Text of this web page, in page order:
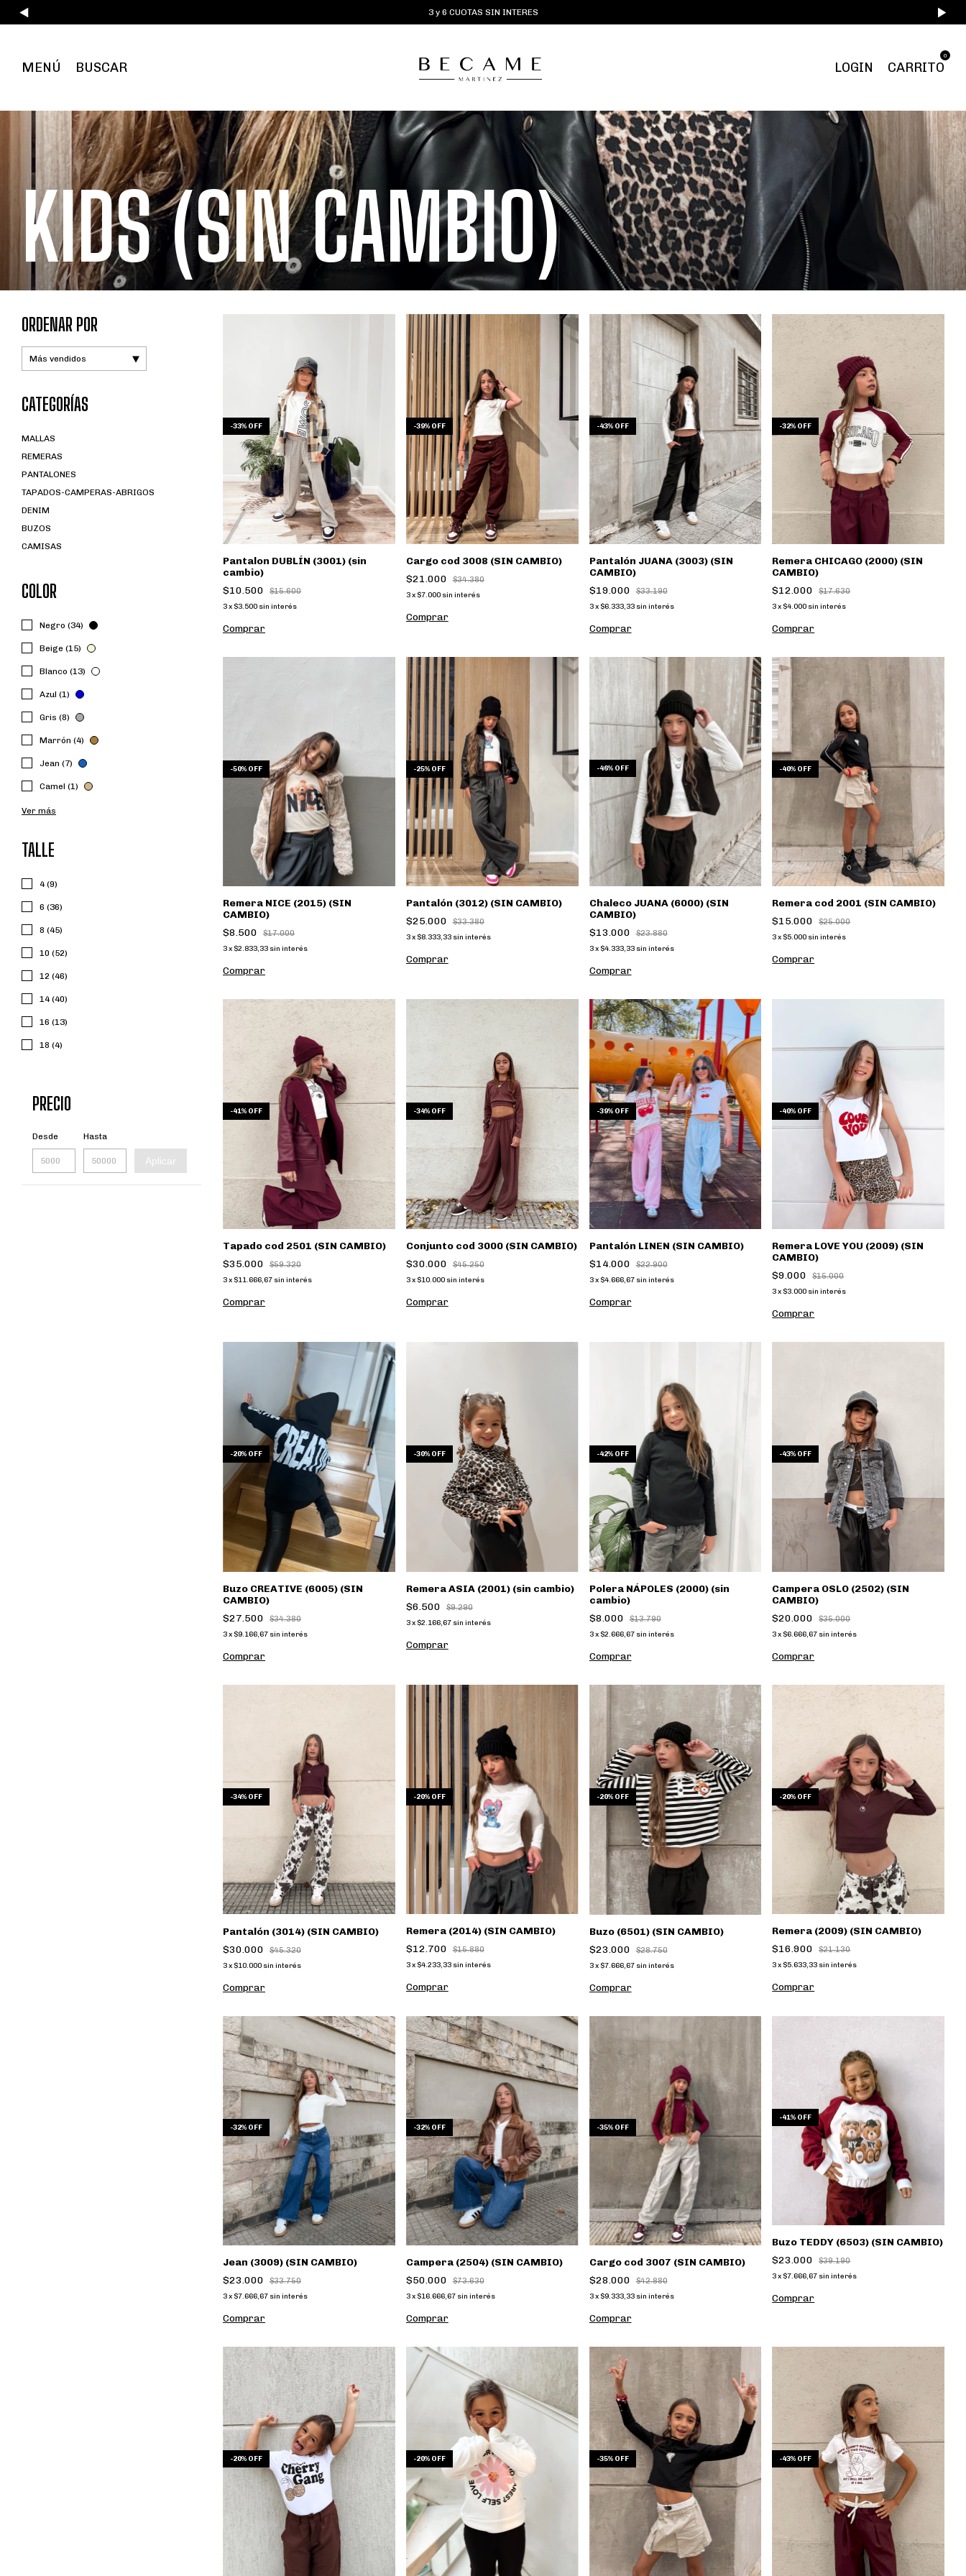
3 y 6 CUOTAS SIN INTERES
MENÚ BUSCAR LOGIN CARRITO
0
KIDS (SIN CAMBIO)
ORDENAR POR
CATEGORÍAS
MALLAS
REMERAS
PANTALONES
TAPADOS-CAMPERAS-ABRIGOS
DENIM
BUZOS
CAMISAS
COLOR
Negro (34)
Beige (15)
Blanco (13)
Azul (1)
Gris (8)
Marrón (4)
Jean (7)
Camel (1)
Ver más
TALLE
4 (9)
6 (36)
8 (45)
10 (52)
12 (46)
14 (40)
16 (13)
18 (4)
PRECIO
Desde Hasta
Aplicar
-33% OFF
Pantalon DUBLÍN (3001) (sin
cambio)
$10.500
$15.600
3x $3.500 sin interés
Comprar
-39% OFF
Cargo cod 3008 (SIN CAMBIO)
$21.000
$34.380
3x $7.000 sin interés
Comprar
-43% OFF
Pantalón JUANA (3003) (SIN
CAMBIO)
$19.000
$33.190
3 x $6.333,33 sin interés
Comprar
-32% OFF
Remera CHICAGO (2000) (SIN
CAMBIO)
$12.000
$17.630
3x $4.000 sin interés
Comprar
-50% OFF
Remera NICE (2015) (SIN
CAMBIO)
$8.500
$17.000
3x $2.833,33 sin interés
Comprar
-25% OFF
Pantalón (3012) (SIN CAMBIO)
$25.000
$33.380
3x $8.333,33 sin interés
Comprar
-46% OFF
Chaleco JUANA (6000) (SIN
CAMBIO)
$13.000
$23.880
3 x $4.333,33 sin interés
Comprar
-40% OFF
Remera cod 2001 (SIN CAMBIO)
$15.000
$25.000
3x $5.000 sin interés
Comprar
-41% OFF
Tapado cod 2501 (SIN CAMBIO)
$35.000
$59.320
3x $11.666,67 sin interés
Comprar
-34% OFF
Conjunto cod 3000 (SIN CAMBIO)
$30.000
$45.250
3x $10.000 sin interés
Comprar
-39% OFF
Pantalón LINEN (SIN CAMBIO)
$14.000
$22.900
3 x $4.666,67 sin interés
Comprar
-40% OFF
Remera LOVE YOU (2009) (SIN
CAMBIO)
$9.000
$15.000
3x $3.000 sin interés
Comprar
-20% OFF
Buzo CREATIVE (6005) (SIN
CAMBIO)
$27.500
$34.380
3x $9.166,67 sin interés
Comprar
-30% OFF
Remera ASIA (2001) (sin cambio)
$6.500
$9.290
3x $2.166,67 sin interés
Comprar
-42% OFF
Polera NÁPOLES (2000) (sin
cambio)
$8.000
$13.790
3 x $2.666,67 sin interés
Comprar
-43% OFF
Campera OSLO (2502) (SIN
CAMBIO)
$20.000
$35.000
3x $6.666,67 sin interés
Comprar
-34% OFF
Pantalón (3014) (SIN CAMBIO)
$30.000
$45.320
3x $10.000 sin interés
Comprar
-20% OFF
Remera (2014) (SIN CAMBIO)
$12.700
$15.880
3x $4.233,33 sin interés
Comprar
-20% OFF
Buzo (6501) (SIN CAMBIO)
$23.000
$28.750
3 x $7.666,67 sin interés
Comprar
-20% OFF
Remera (2009) (SIN CAMBIO)
$16.900
$21.130
3x $5.633,33 sin interés
Comprar
-32% OFF
Jean (3009) (SIN CAMBIO)
$23.000
$33.750
3x $7.666,67 sin interés
Comprar
-32% OFF
Campera (2504) (SIN CAMBIO)
$50.000
$73.630
3x $16.666,67 sin interés
Comprar
-35% OFF
Cargo cod 3007 (SIN CAMBIO)
$28.000
$42.880
3 x $9.333,33 sin interés
Comprar
-41% OFF
Buzo TEDDY (6503) (SIN CAMBIO)
$23.000
$39.190
3x $7.666,67 sin interés
Comprar
-20% OFF -20% OFF -35% OFF -43% OFF